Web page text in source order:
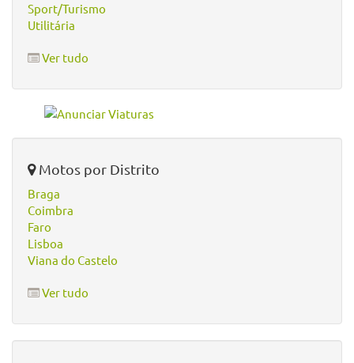
Sport/Turismo
Utilitária
Ver tudo
Motos por Distrito
Braga
Coimbra
Faro
Lisboa
Viana do Castelo
Ver tudo